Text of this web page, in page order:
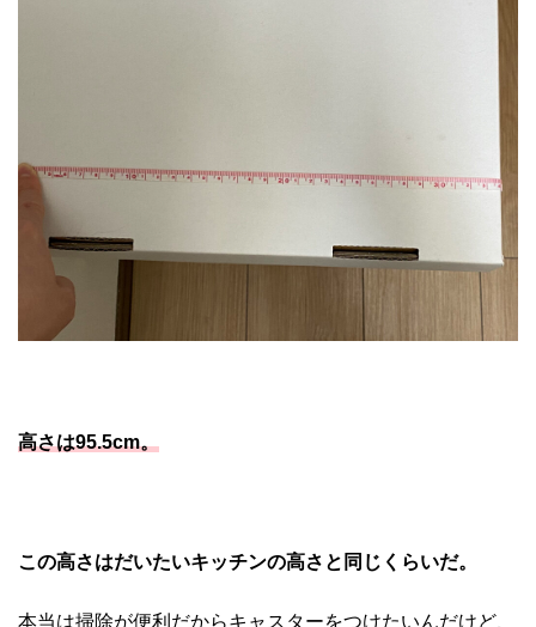
高さは95.5cm。
この高さはだいたいキッチンの高さと同じくらいだ。
本当は掃除が便利だからキャスターをつけたいんだけど、